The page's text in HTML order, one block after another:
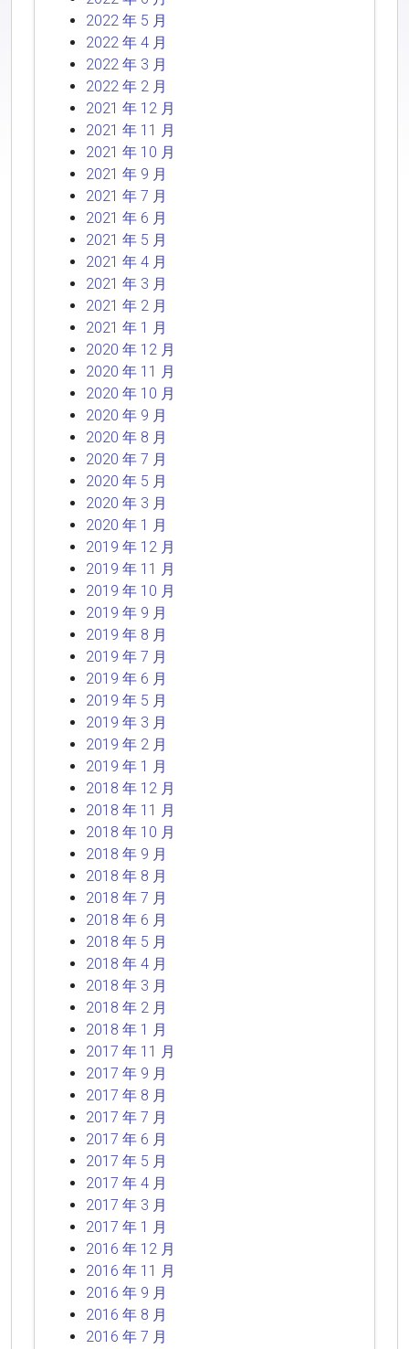
2022 年 5 月
2022 年 4 月
2022 年 3 月
2022 年 2 月
2021 年 12 月
2021 年 11 月
2021 年 10 月
2021 年 9 月
2021 年 7 月
2021 年 6 月
2021 年 5 月
2021 年 4 月
2021 年 3 月
2021 年 2 月
2021 年 1 月
2020 年 12 月
2020 年 11 月
2020 年 10 月
2020 年 9 月
2020 年 8 月
2020 年 7 月
2020 年 5 月
2020 年 3 月
2020 年 1 月
2019 年 12 月
2019 年 11 月
2019 年 10 月
2019 年 9 月
2019 年 8 月
2019 年 7 月
2019 年 6 月
2019 年 5 月
2019 年 3 月
2019 年 2 月
2019 年 1 月
2018 年 12 月
2018 年 11 月
2018 年 10 月
2018 年 9 月
2018 年 8 月
2018 年 7 月
2018 年 6 月
2018 年 5 月
2018 年 4 月
2018 年 3 月
2018 年 2 月
2018 年 1 月
2017 年 11 月
2017 年 9 月
2017 年 8 月
2017 年 7 月
2017 年 6 月
2017 年 5 月
2017 年 4 月
2017 年 3 月
2017 年 1 月
2016 年 12 月
2016 年 11 月
2016 年 9 月
2016 年 8 月
2016 年 7 月